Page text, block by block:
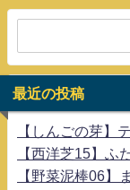
最近の投稿
【しんごの芽】
【西洋芝15】ふ
【野菜泥棒06】